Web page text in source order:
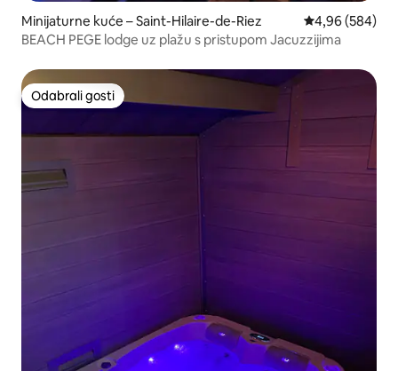
Minijaturne kuće – Saint-Hilaire-de-Riez Prosječna
4,96 (584)
BEACH PEGE lodge uz plažu s pristupom Jacuzzijima
Odabrali gosti
Odabrali gosti